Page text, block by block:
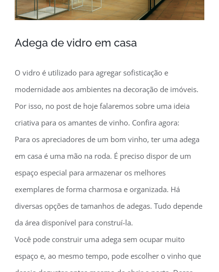
Adega de vidro em casa
O vidro é utilizado para agregar sofisticação e
modernidade aos ambientes na decoração de imóveis.
Por isso, no post de hoje falaremos sobre uma ideia
criativa para os amantes de vinho. Confira agora:
Para os apreciadores de um bom vinho, ter uma adega
em casa é uma mão na roda. É preciso dispor de um
espaço especial para armazenar os melhores
exemplares de forma charmosa e organizada. Há
diversas opções de tamanhos de adegas. Tudo depende
da área disponível para construí-la.
Você pode construir uma adega sem ocupar muito
espaço e, ao mesmo tempo, pode escolher o vinho que